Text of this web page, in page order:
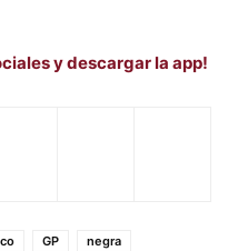
y descargar la app!
GP
negra